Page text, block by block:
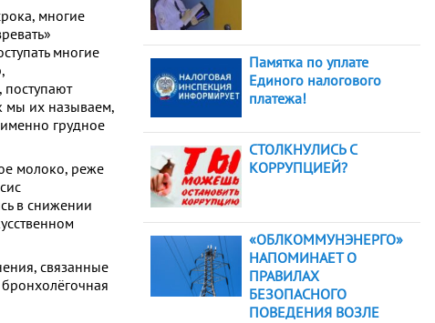
многие
многие
мы их называем,
грудное
молоко, реже
в снижении
связанные
Памятка по уплате
Единого налогового
платежа!
СТОЛКНУЛИСЬ С
КОРРУПЦИЕЙ?
«ОБЛКОММУНЭНЕРГО»
НАПОМИНАЕТ О
ПРАВИЛАХ
БЕЗОПАСНОГО
ПОВЕДЕНИЯ ВОЗЛЕ